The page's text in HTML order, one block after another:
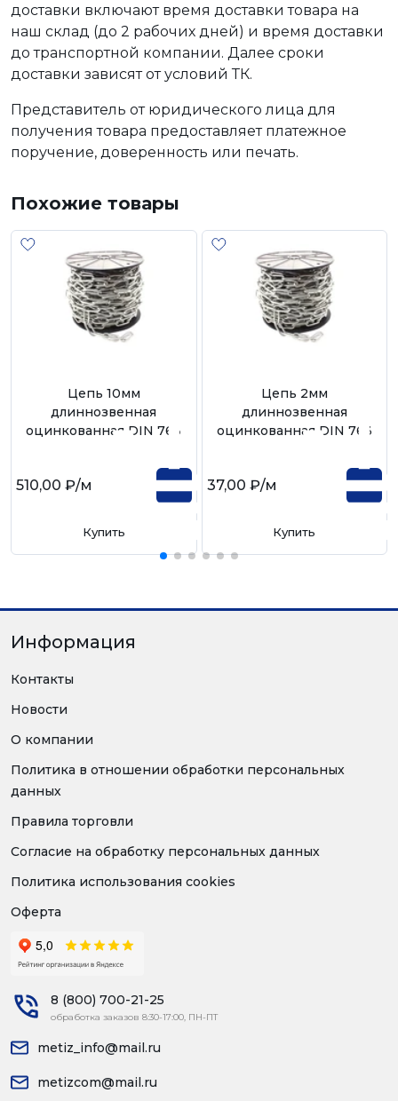
доставки включают время доставки товара на
наш склад (до 2 рабочих дней) и время доставки
до транспортной компании. Далее сроки
доставки зависят от условий ТК.
Представитель от юридического лица для
получения товара предоставляет платежное
поручение, доверенность или печать.
Похожие товары
Цепь 10мм
длиннозвенная
оцинкованная DIN 763
510,00 ₽/м
Купить
Цепь 2мм
длиннозвенная
оцинкованная DIN 763
37,00 ₽/м
Купить
Информация
Контакты
Новости
О компании
Политика в отношении обработки персональных
данных
Правила торговли
Согласие на обработку персональных данных
Политика использования cookies
Оферта
8 (800) 700-21-25
обработка заказов 8:30-17:00, ПН-ПТ
metiz_info@mail.ru
metizcom@mail.ru